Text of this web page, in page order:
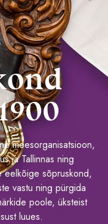
meesorganisatsioon,
ja Tallinnas ning
eelkõige sõpruskond,
vastu ning pürgida
poole, üksteist
luues.